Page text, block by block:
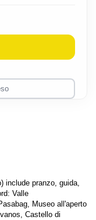
include pranzo, guida,
Valle
Museo all'aperto
Castello di